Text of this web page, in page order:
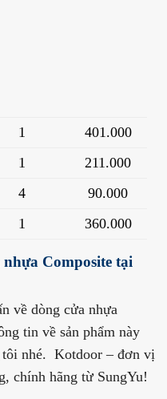
1
401.000
1
211.000
4
90.000
1 360.000
Composite tại
về dòng cửa nhựa
tin về sản phẩm này
nhé. Kotdoor – đơn vị
chính hãng từ SungYu!